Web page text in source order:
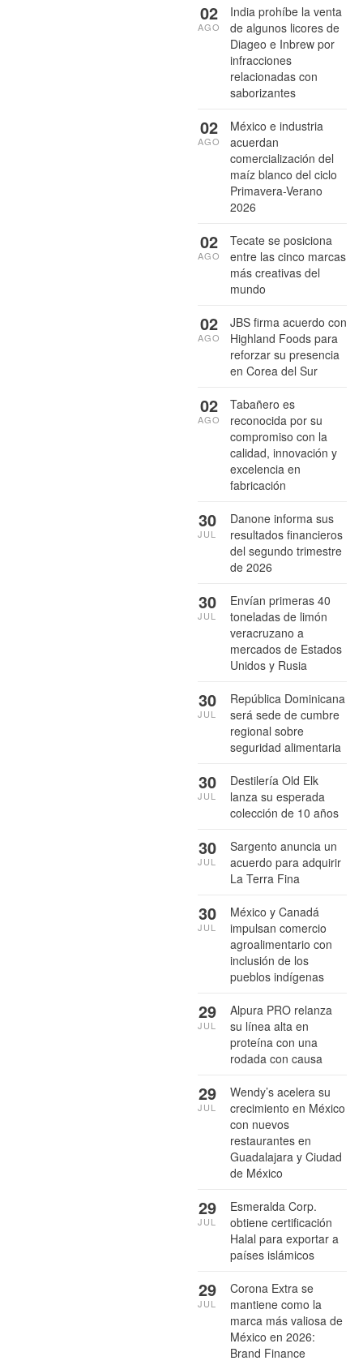
India prohíbe la venta
de algunos licores de
Diageo e Inbrew por
infracciones
relacionadas con
saborizantes
02
AGO
México e industria
acuerdan
comercialización del
maíz blanco del ciclo
Primavera-Verano
2026
02
AGO
Tecate se posiciona
entre las cinco marcas
más creativas del
mundo
02
AGO
JBS firma acuerdo con
Highland Foods para
reforzar su presencia
en Corea del Sur
02
AGO
Tabañero es
reconocida por su
compromiso con la
calidad, innovación y
excelencia en
fabricación
02
AGO
Danone informa sus
resultados financieros
del segundo trimestre
de 2026
30
JUL
Envían primeras 40
toneladas de limón
veracruzano a
mercados de Estados
Unidos y Rusia
30
JUL
República Dominicana
será sede de cumbre
regional sobre
seguridad alimentaria
30
JUL
Destilería Old Elk
lanza su esperada
colección de 10 años
30
JUL
Sargento anuncia un
acuerdo para adquirir
La Terra Fina
30
JUL
México y Canadá
impulsan comercio
agroalimentario con
inclusión de los
pueblos indígenas
30
JUL
Alpura PRO relanza
su línea alta en
proteína con una
rodada con causa
29
JUL
Wendy’s acelera su
crecimiento en México
con nuevos
restaurantes en
Guadalajara y Ciudad
de México
29
JUL
Esmeralda Corp.
obtiene certificación
Halal para exportar a
países islámicos
29
JUL
Corona Extra se
mantiene como la
marca más valiosa de
México en 2026:
Brand Finance
29
JUL